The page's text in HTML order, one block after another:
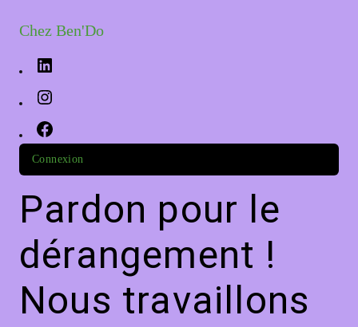
Chez Ben'Do
Connexion
Pardon pour le
dérangement !
Nous travaillons